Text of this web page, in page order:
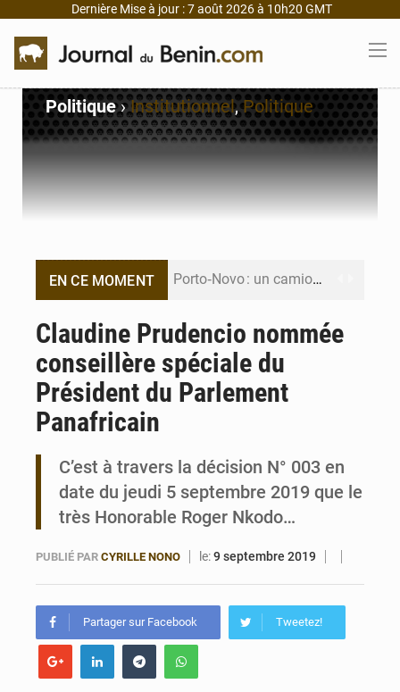
Dernière Mise à jour : 7 août 2026 à 10h20 GMT
Politique›Institutionnel,Politique
EN CE MOMENT Porto‑Novo : un camion de produits pétroliers embrase Avakpa
Claudine Prudencio nommée
conseillère spéciale du
Président du Parlement
Panafricain
C’est à travers la décision N° 003 en
date du jeudi 5 septembre 2019 que le
très Honorable Roger Nkodo…
PUBLIÉ PAR CYRILLE NONO le:9 septembre 2019
Partager sur Facebook Tweetez!